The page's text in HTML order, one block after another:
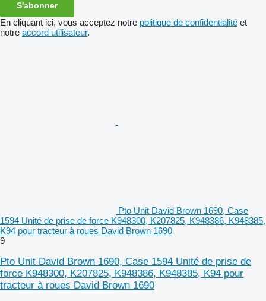
S'abonner
En cliquant ici, vous acceptez notre politique de confidentialité et
notre accord utilisateur.
Pto Unit David Brown 1690, Case
1594 Unité de prise de force K948300, K207825, K948386, K948385,
K94 pour tracteur à roues David Brown 1690
9
Pto Unit David Brown 1690, Case 1594 Unité de prise de
force K948300, K207825, K948386, K948385, K94 pour
tracteur à roues David Brown 1690